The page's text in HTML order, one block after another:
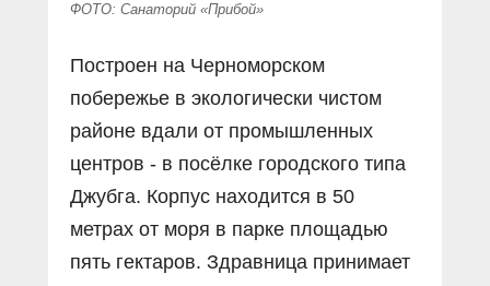
ФОТО: Санаторий «Прибой»
Построен на Черноморском
побережье в экологически чистом
районе вдали от промышленных
центров - в посёлке городского типа
Джубга. Корпус находится в 50
метрах от моря в парке площадью
пять гектаров. Здравница принимает